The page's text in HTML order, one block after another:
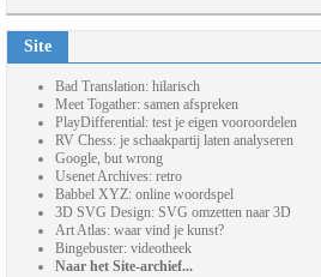
Site
Bad Translation: hilarisch
Meet Togather: samen afspreken
PlayDifferential: test je eigen vooroordelen
RV Chess: je schaakpartij laten analyseren
Google, but wrong
Usenet Archives: retro
Babbel XYZ: online woordspel
3D SVG Design: SVG omzetten naar 3D
Art Atlas: waar vind je kunst?
Bingebuster: videotheek
Naar het Site-archief...